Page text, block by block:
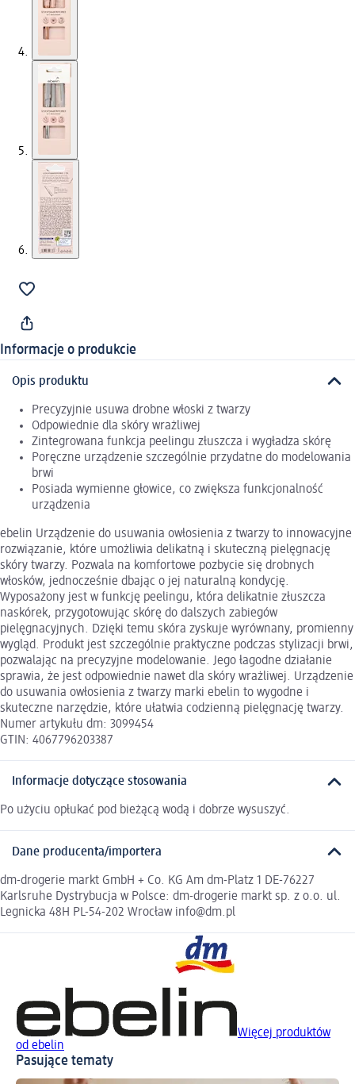
Informacje o produkcie
Opis produktu
Precyzyjnie usuwa drobne włoski z twarzy
Odpowiednie dla skóry wrażliwej
Zintegrowana funkcja peelingu złuszcza i wygładza skórę
Poręczne urządzenie szczególnie przydatne do modelowania
brwi
Posiada wymienne głowice, co zwiększa funkcjonalność
urządzenia
ebelin Urządzenie do usuwania owłosienia z twarzy to innowacyjne
rozwiązanie, które umożliwia delikatną i skuteczną pielęgnację
skóry twarzy. Pozwala na komfortowe pozbycie się drobnych
włosków, jednocześnie dbając o jej naturalną kondycję.
Wyposażony jest w funkcję peelingu, która delikatnie złuszcza
naskórek, przygotowując skórę do dalszych zabiegów
pielęgnacyjnych. Dzięki temu skóra zyskuje wyrównany, promienny
wygląd. Produkt jest szczególnie praktyczne podczas stylizacji brwi,
pozwalając na precyzyjne modelowanie. Jego łagodne działanie
sprawia, że jest odpowiednie nawet dla skóry wrażliwej. Urządzenie
do usuwania owłosienia z twarzy marki ebelin to wygodne i
skuteczne narzędzie, które ułatwia codzienną pielęgnację twarzy.
Numer artykułu dm: 3099454
GTIN: 4067796203387
Informacje dotyczące stosowania
Po użyciu opłukać pod bieżącą wodą i dobrze wysuszyć.
Dane producenta/importera
dm-drogerie markt GmbH + Co. KG Am dm-Platz 1 DE-76227
Karlsruhe Dystrybucja w Polsce: dm-drogerie markt sp. z o.o. ul.
Legnicka 48H PL-54-202 Wrocław info@dm.pl
Więcej produktów
od ebelin
Pasujące tematy